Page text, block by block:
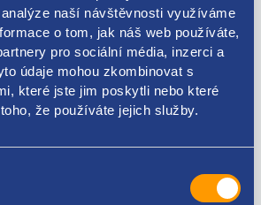
naší návštěvnosti využíváme
o tom, jak náš web používáte,
pro sociální média, inzerci a
údaje mohou zkombinovat s
které jste jim poskytli nebo které
že používáte jejich služby.